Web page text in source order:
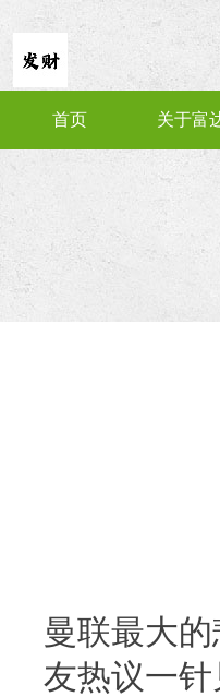
首页 关于富
曼联最大
友热议一